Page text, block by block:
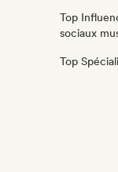
Top
sociaux
Top